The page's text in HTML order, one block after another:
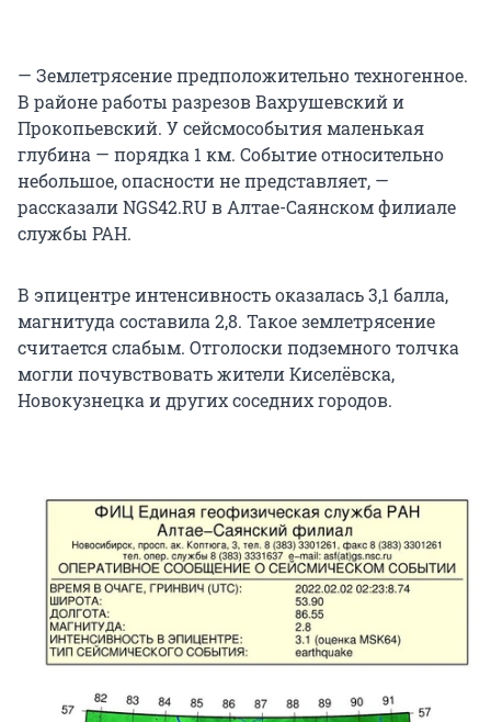
— Землетрясение предположительно техногенное.
В районе работы разрезов Вахрушевский и
Прокопьевский. У сейсмособытия маленькая
глубина — порядка 1 км. Событие относительно
небольшое, опасности не представляет, —
рассказали NGS42.RU в Алтае-Саянском филиале
службы РАН.
В эпицентре интенсивность оказалась 3,1 балла,
магнитуда составила 2,8. Такое землетрясение
считается слабым. Отголоски подземного толчка
могли почувствовать жители Киселёвска,
Новокузнецка и других соседних городов.